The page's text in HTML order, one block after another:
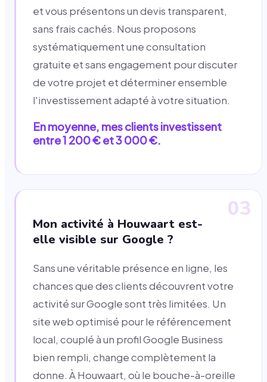
et vous présentons un devis transparent,
sans frais cachés. Nous proposons
systématiquement une consultation
gratuite et sans engagement pour discuter
de votre projet et déterminer ensemble
l'investissement adapté à votre situation.
En moyenne, mes clients investissent
entre 1 200 € et 3 000 €.
03
Mon activité à Houwaart est-
elle visible sur Google ?
Sans une véritable présence en ligne, les
chances que des clients découvrent votre
activité sur Google sont très limitées. Un
site web optimisé pour le référencement
local, couplé à un profil Google Business
bien rempli, change complètement la
donne. À Houwaart, où le bouche-à-oreille